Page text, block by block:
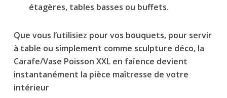
étagères, tables basses ou buffets.
Que vous l’utilisiez pour vos bouquets, pour servir
à table ou simplement comme sculpture déco, la
Carafe/Vase Poisson XXL en faïence devient
instantanément la pièce maîtresse de votre
intérieur